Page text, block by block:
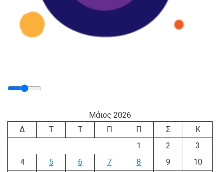
Μάιος 2026
Δ
Τ Τ Π Π Σ
Κ
1
2
3
4
5 6 7 8 9
10